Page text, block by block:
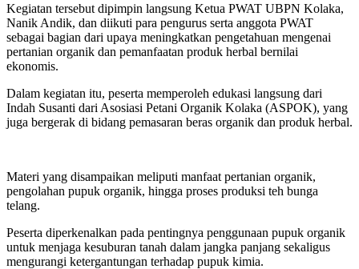
Kegiatan tersebut dipimpin langsung Ketua PWAT UBPN Kolaka,
Nanik Andik, dan diikuti para pengurus serta anggota PWAT
sebagai bagian dari upaya meningkatkan pengetahuan mengenai
pertanian organik dan pemanfaatan produk herbal bernilai
ekonomis.
Dalam kegiatan itu, peserta memperoleh edukasi langsung dari
Indah Susanti dari Asosiasi Petani Organik Kolaka (ASPOK), yang
juga bergerak di bidang pemasaran beras organik dan produk herbal.
Materi yang disampaikan meliputi manfaat pertanian organik,
pengolahan pupuk organik, hingga proses produksi teh bunga
telang.
Peserta diperkenalkan pada pentingnya penggunaan pupuk organik
untuk menjaga kesuburan tanah dalam jangka panjang sekaligus
mengurangi ketergantungan terhadap pupuk kimia.